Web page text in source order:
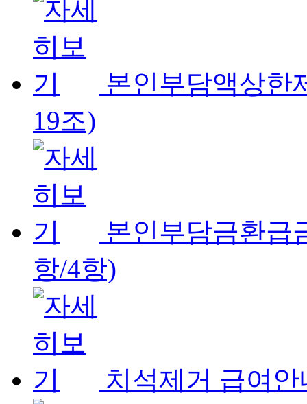
본인부담액상한
19조)
본인부담금환급
항/4항)
치석제거 급여안